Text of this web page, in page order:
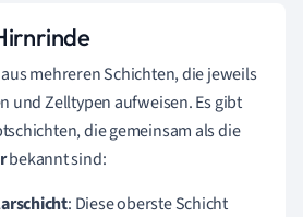
mehreren Schichten, die jeweils
und Zelltypen aufweisen. Es gibt
die gemeinsam als die
bekannt sind:
: Diese oberste Schicht